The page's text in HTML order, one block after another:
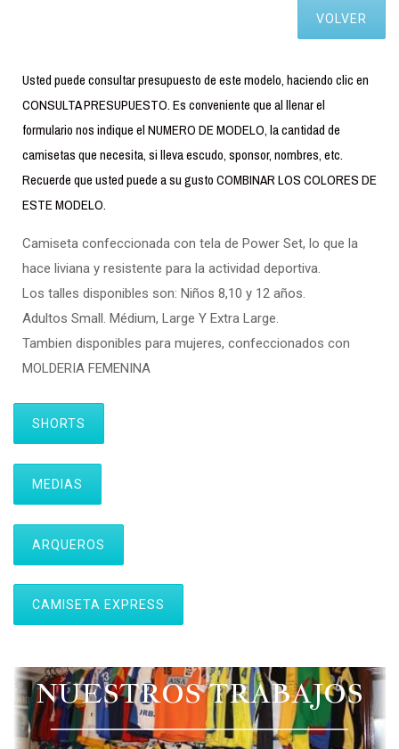
VOLVER
Usted puede consultar presupuesto de este modelo, haciendo clic en
CONSULTA PRESUPUESTO. Es conveniente que al llenar el
formulario nos indique el NUMERO DE MODELO, la cantidad de
camisetas que necesita, si lleva escudo, sponsor, nombres, etc.
Recuerde que usted puede a su gusto COMBINAR LOS COLORES DE
ESTE MODELO.
Camiseta confeccionada con tela de Power Set, lo que la
hace liviana y resistente para la actividad deportiva.
Los talles disponibles son: Niños 8,10 y 12 años.
Adultos Small. Médium, Large Y Extra Large.
Tambien disponibles para mujeres, confeccionados con
MOLDERIA FEMENINA
SHORTS
MEDIAS
ARQUEROS
CAMISETA EXPRESS
NUESTROS TRABAJOS